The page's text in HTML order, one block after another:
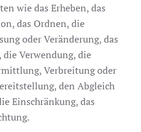
wie das Erheben, das
das Ordnen, die
oder Veränderung, das
die Verwendung, die
Verbreitung oder
den Abgleich
Einschränkung, das